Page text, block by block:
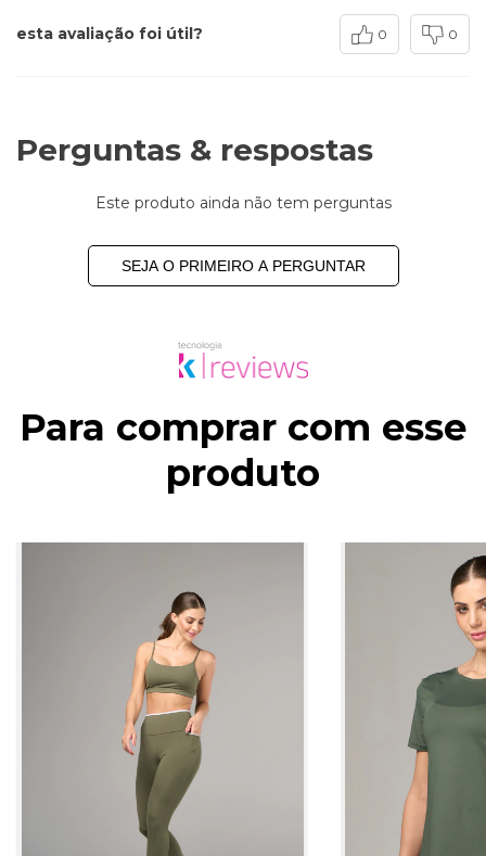
esta avaliação foi útil? 0 0
Perguntas & respostas
Este produto ainda não tem perguntas
SEJA O PRIMEIRO A PERGUNTAR
Para comprar com esse
produto